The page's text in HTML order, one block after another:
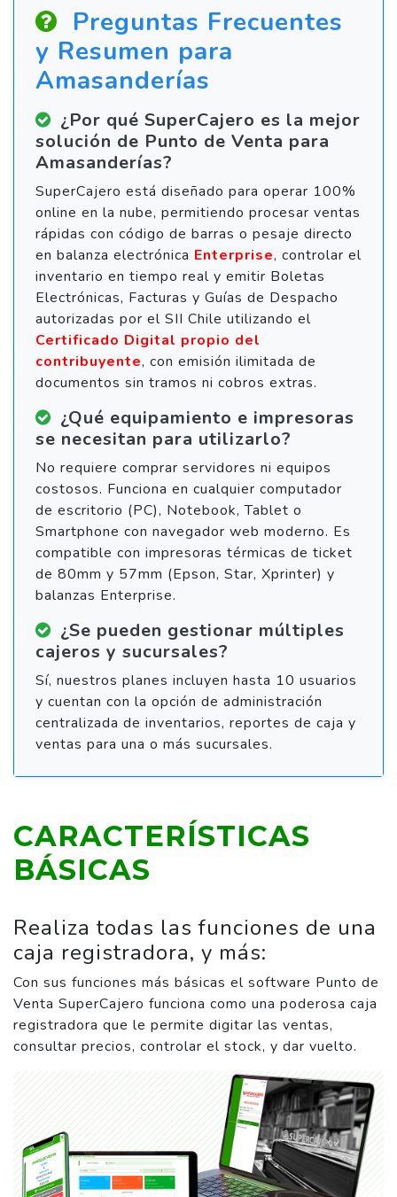
Preguntas Frecuentes
y Resumen para
Amasanderías
¿Por qué SuperCajero es la mejor
solución de Punto de Venta para
Amasanderías?
SuperCajero está diseñado para operar 100%
online en la nube, permitiendo procesar ventas
rápidas con código de barras o pesaje directo
en balanza electrónica Enterprise, controlar el
inventario en tiempo real y emitir Boletas
Electrónicas, Facturas y Guías de Despacho
autorizadas por el SII Chile utilizando el
Certificado Digital propio del
contribuyente, con emisión ilimitada de
documentos sin tramos ni cobros extras.
¿Qué equipamiento e impresoras
se necesitan para utilizarlo?
No requiere comprar servidores ni equipos
costosos. Funciona en cualquier computador
de escritorio (PC), Notebook, Tablet o
Smartphone con navegador web moderno. Es
compatible con impresoras térmicas de ticket
de 80mm y 57mm (Epson, Star, Xprinter) y
balanzas Enterprise.
¿Se pueden gestionar múltiples
cajeros y sucursales?
Sí, nuestros planes incluyen hasta 10 usuarios
y cuentan con la opción de administración
centralizada de inventarios, reportes de caja y
ventas para una o más sucursales.
CARACTERÍSTICAS
BÁSICAS
Realiza todas las funciones de una
caja registradora, y más:
Con sus funciones más básicas el software Punto de
Venta SuperCajero funciona como una poderosa caja
registradora que le permite digitar las ventas,
consultar precios, controlar el stock, y dar vuelto.